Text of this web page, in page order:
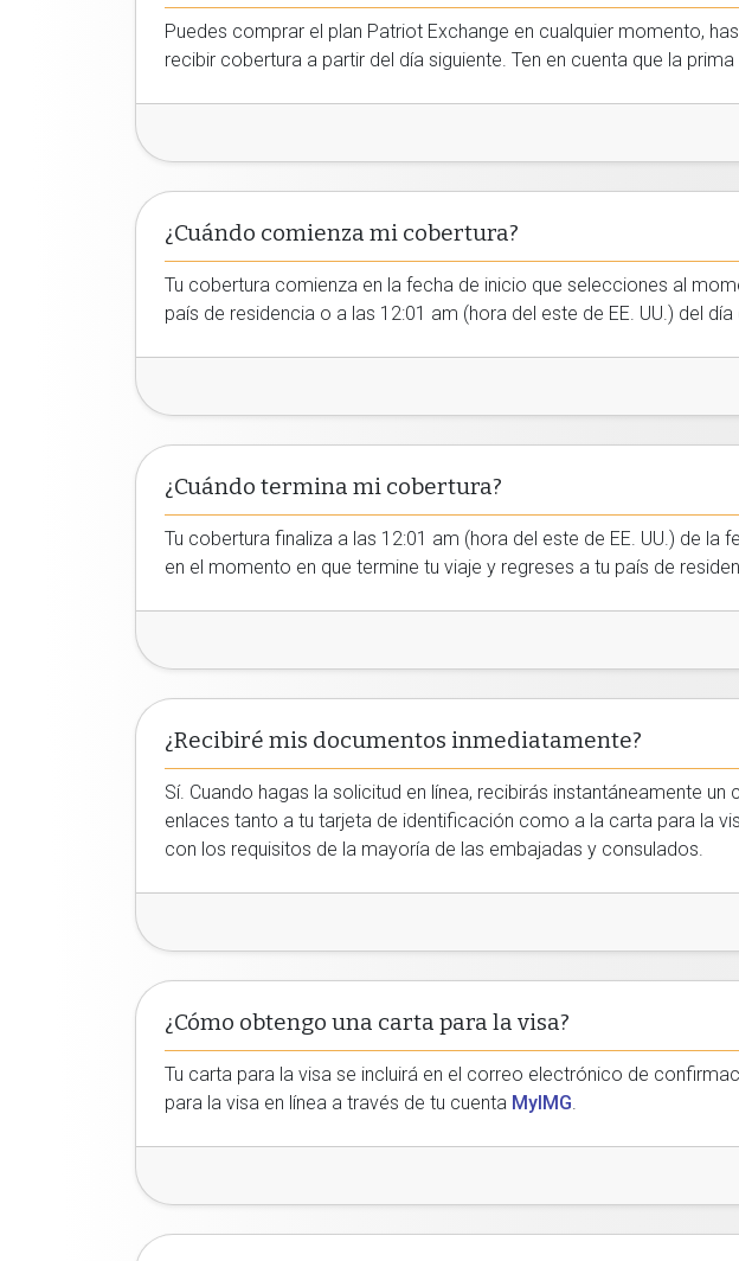
Puedes comprar el plan Patriot Exchange en cualquier momento,
recibir cobertura a partir del día siguiente. Ten en cuenta que la
¿Cuándo comienza mi cobertura?
Tu cobertura comienza en la fecha de inicio que selecciones al
país de residencia o a las 12:01 am (hora del este de EE. UU.) del
¿Cuándo termina mi cobertura?
Tu cobertura finaliza a las 12:01 am (hora del este de EE. UU.) de
en el momento en que termine tu viaje y regreses a tu país de
¿Recibiré mis documentos inmediatamente?
Sí. Cuando hagas la solicitud en línea, recibirás instantáneamente
enlaces tanto a tu tarjeta de identificación como a la carta para la
con los requisitos de la mayoría de las embajadas y consulados.
¿Cómo obtengo una carta para la visa?
Tu carta para la visa se incluirá en el correo electrónico de
para la visa en línea a través de tu cuenta MyIMG